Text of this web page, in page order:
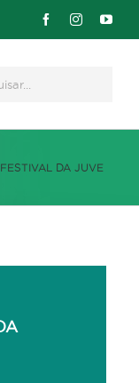
DA JUVE